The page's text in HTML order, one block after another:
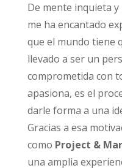
De mente inquieta y
me ha encantado
que el mundo tiene
llevado a ser un
comprometida con
apasiona, es el
darle forma a una
Gracias a esa
como Project &
una amplia